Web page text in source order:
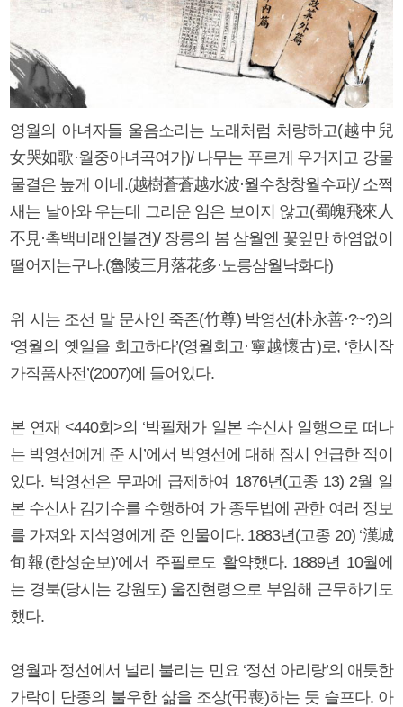
영월의 아녀자들 울음소리는 노래처럼 처량하고(越中兒
女哭如歌·월중아녀곡여가)/ 나무는 푸르게 우거지고 강물
물결은 높게 이네.(越樹蒼蒼越水波·월수창창월수파)/ 소쩍
새는 날아와 우는데 그리운 임은 보이지 않고(蜀魄飛來人
不見·촉백비래인불견)/ 장릉의 봄 삼월엔 꽃잎만 하염없이
떨어지는구나.(魯陵三月落花多·노릉삼월낙화다)
위 시는 조선 말 문사인 죽존(竹尊) 박영선(朴永善·?~?)의
‘영월의 옛일을 회고하다’(영월회고·寧越懷古)로, ‘한시작
가작품사전’(2007)에 들어있다.
본 연재 <440회>의 ‘박필채가 일본 수신사 일행으로 떠나
는 박영선에게 준 시’에서 박영선에 대해 잠시 언급한 적이
있다. 박영선은 무과에 급제하여 1876년(고종 13) 2월 일
본 수신사 김기수를 수행하여 가 종두법에 관한 여러 정보
를 가져와 지석영에게 준 인물이다. 1883년(고종 20) ‘漢城
旬報(한성순보)’에서 주필로도 활약했다. 1889년 10월에
는 경북(당시는 강원도) 울진현령으로 부임해 근무하기도
했다.
영월과 정선에서 널리 불리는 민요 ‘정선 아리랑’의 애틋한
가락이 단종의 불우한 삶을 조상(弔喪)하는 듯 슬프다. 아